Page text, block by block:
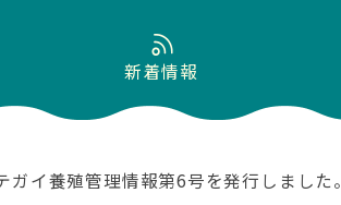
新着情報
ガイ養殖管理情報第6号を発行しました。